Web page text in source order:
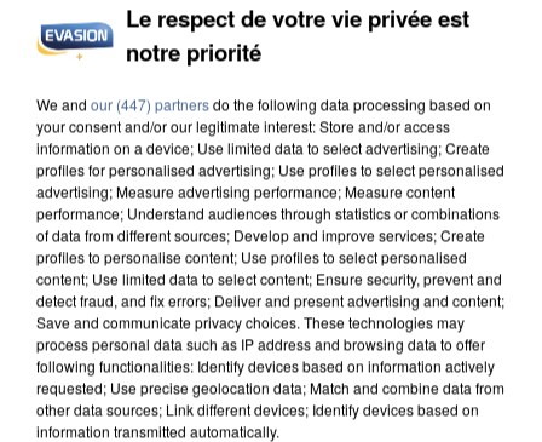
DE FAUNE SAUVAGE SONT...
Le respect de votre vie privée est
notre priorité
We and our (447) partnersdo the following data processing based on
your consent and/or our legitimate interest: Store and/or access
information on a device; Use limited data to select advertising; Create
profiles for personalised advertising; Use profiles to select personalised
advertising; Measure advertising performance; Measure content
performance; Understand audiences through statistics or combinations
of data from different sources; Develop and improve services; Create
profiles to personalise content; Use profiles to select personalised
content; Use limited data to select content; Ensure security, prevent and
detect fraud, and fix errors; Deliver and present advertising and content;
Save and communicate privacy choices. These technologies may
process personal data such as IP address and browsing data to offer
following functionalities: Identify devices based on information actively
requested; Use precise geolocation data; Match and combine data from
other data sources; Link different devices; Identify devices based on
information transmitted automatically.